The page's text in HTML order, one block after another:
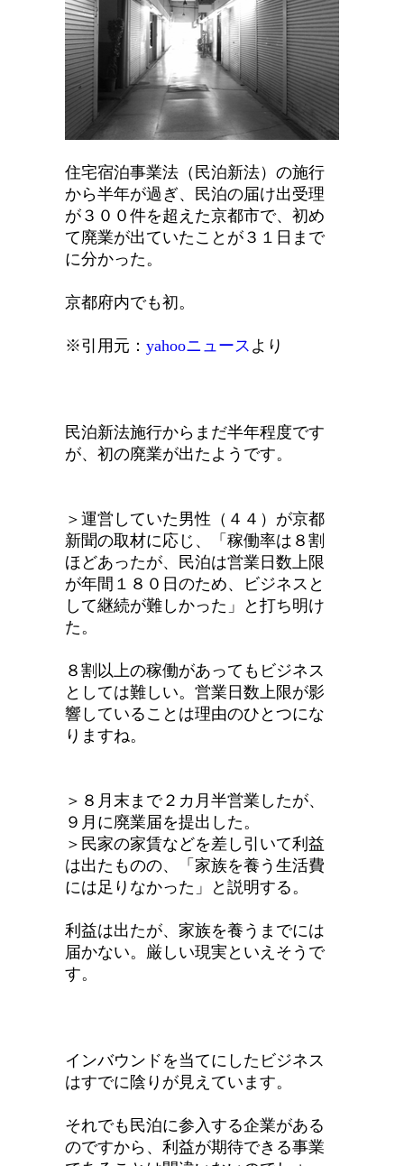
住宅宿泊事業法（ 民泊新法）の施行
から半年が過ぎ、民泊の届け出受理
が３００件を超えた京都市で、初め
て廃業が出ていたことが３１日まで
に分かった。
京都府内でも初。
※引用元： yahooニュース より
民泊新法施行からまだ半年程度です
が、初の廃業が出たようです。
＞運営していた男性（４４）が京都
新聞の取材に応じ、「稼働率は８割
ほどあったが、民泊は営業日数上限
が年間１８０日のため、ビジネスと
して継続が難しかった」と打ち明け
た。
８割以上の稼働があってもビジネス
としては難しい。営業日数上限が影
響していることは理由のひとつにな
りますね。
＞８月末まで２カ月半営業したが、
９月に廃業届を提出した。
＞民家の家賃などを差し引いて利益
は出たものの、「家族を養う生活費
には足りなかった」と説明する。
利益は出たが、家族を養うまでには
届かない。厳しい現実といえそうで
す。
インバウンドを当てにしたビジネス
はすでに陰りが見えています。
それでも民泊に参入する企業がある
のですから、利益が期待できる事業